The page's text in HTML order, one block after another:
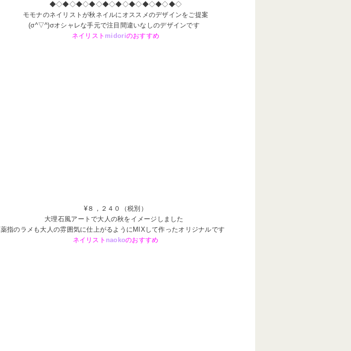
◆◇◆◇◆◇◆◇◆◇◆◇◆◇◆◇◆◇◆◇
モモナのネイリストが秋ネイルにオススメのデザインをご提案
(σ^▽^)σオシャレな手元で注目間違いなしのデザインです
ネイリスト midoriのおすすめ
¥８，２４０（税別）
大理石風アートで大人の秋をイメージしました
薬指のラメも大人の雰囲気に仕上がるようにMIXして作ったオリジナルです
ネイリスト naokoのおすすめ